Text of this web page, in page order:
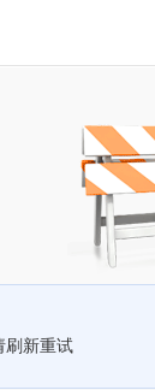
刷新重试